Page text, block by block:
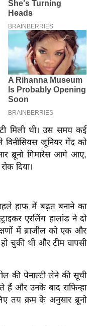
मिली थी। उस समय कई
विनीसियस जूनियर गेंद को
ब्रूनो गिमारेस आगे आए,
दिया।
हाफ में बढ़त बनाने का
एरलिंग हालांड ने दो
में ब्राजील को एक और
चुकी थी और टीम वापसी
की पेनाल्टी लेने की सूची
हैं और उनके बाद राफिन्हा
तय क्रम के अनुसार ब्रूनो